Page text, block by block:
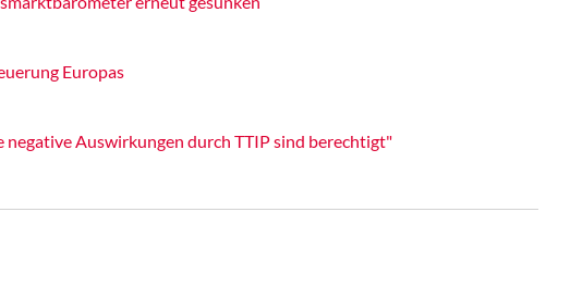
Europas
Auswirkungen durch TTIP sind berechtigt"